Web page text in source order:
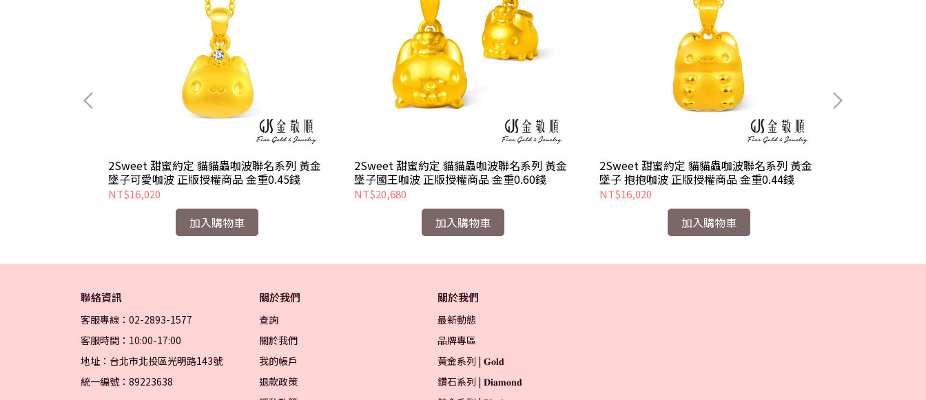
2Sweet 甜蜜約定 貓貓蟲咖波聯名系列 黃金
墜子可愛咖波 正版授權商品 金重0.45錢
NT$16,020
加入購物車
2Sweet 甜蜜約定 貓貓蟲咖波聯名系列 黃金
墜子國王咖波 正版授權商品 金重0.60錢
NT$20,680
加入購物車
2Sweet 甜蜜約定 貓貓蟲咖波聯名系列 黃金
墜子 抱抱咖波 正版授權商品 金重0.44錢
NT$16,020
加入購物車
聯絡資訊
客服專線：02-2893-1577
客服時間：10:00-17:00
地址：台北市北投區光明路143號
統一編號：89223638
關於我們
查詢
關於我們
我的帳戶
退款政策
關於我們
最新動態
品牌專區
黃金系列 | 𝐆𝐨𝐥𝐝
鑽石系列 | 𝐃𝐢𝐚𝐦𝐨𝐧𝐝